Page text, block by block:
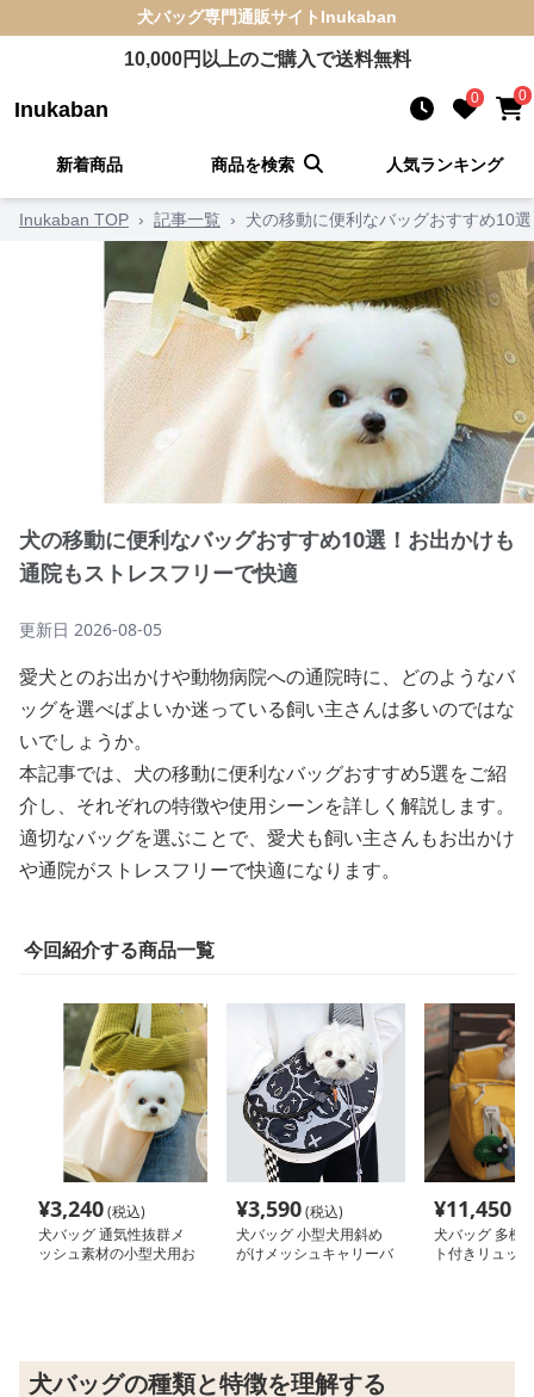
犬バッグ専門通販サイト Inukaban
10,000円以上のご購入で送料無料
Inukaban 0 0
新着商品 商品を検索 人気ランキング
Inukaban TOP › 記事一覧 › 犬の移動に便利なバッグおすすめ10
犬の移動に便利なバッグおすすめ10選！お出かけも
通院もストレスフリーで快適
更新日 2026-08-05
愛犬とのお出かけや動物病院への通院時に、どのようなバ
ッグを選べばよいか迷っている飼い主さんは多いのではな
いでしょうか。
本記事では、犬の移動に便利なバッグおすすめ5選をご紹
介し、それぞれの特徴や使用シーンを詳しく解説します。
適切なバッグを選ぶことで、愛犬も飼い主さんもお出かけ
や通院がストレスフリーで快適になります。
今回紹介する商品一覧
¥3,240(税込)
犬バッグ 通気性抜群メ
ッシュ素材の小型犬用お
¥3,590(税込)
犬バッグ 小型犬用斜め
がけメッシュキャリーバ
¥11,450
犬バッグ 多機
ト付きリュッ
犬バッグの種類と特徴を理解する